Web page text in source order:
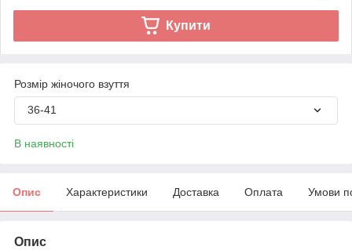
Купити
Розмір жіночого взуття
36-41
В наявності
Опис Характеристики Доставка Оплата Умови
Опис